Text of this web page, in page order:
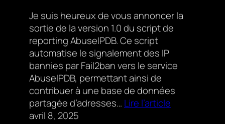
Je suis heureux de vous annoncer la
sortie de la version 1.0 du script de
reporting AbuseIPDB. Ce script
automatise le signalement des IP
bannies par Fail2ban vers le service
AbuseIPDB, permettant ainsi de
contribuer à une base de données
partagée d’adresses… Lire l’article
avril 8, 2025